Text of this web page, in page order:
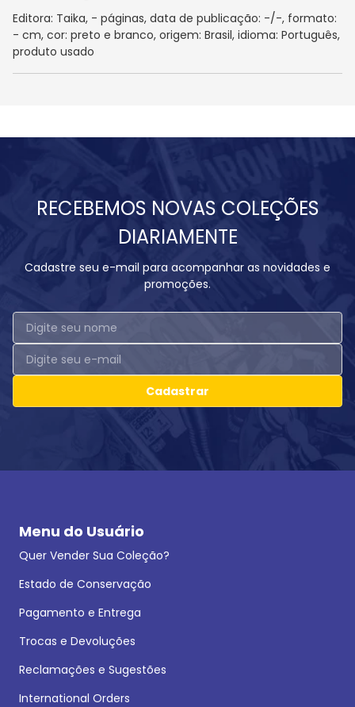
Editora: Taika, - páginas, data de publicação: -/-, formato:
- cm, cor: preto e branco, origem: Brasil, idioma: Português,
produto usado
RECEBEMOS NOVAS COLEÇÕES
DIARIAMENTE
Cadastre seu e-mail para acompanhar as novidades e
promoções.
Cadastrar
Menu do Usuário
Quer Vender Sua Coleção?
Estado de Conservação
Pagamento e Entrega
Trocas e Devoluções
Reclamações e Sugestões
International Orders